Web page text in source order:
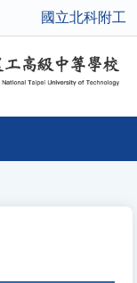
國立北科附工